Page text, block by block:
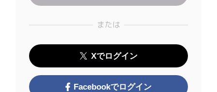
または
Xでログイン
Facebookでログイン